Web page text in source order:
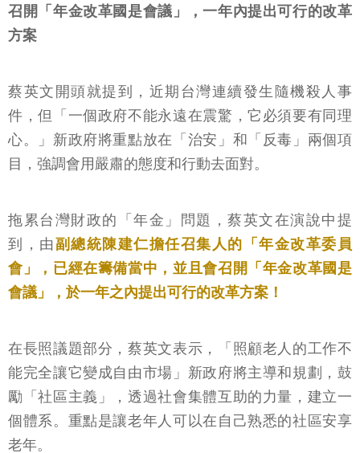
召開「年金改革國是會議」，一年內提出可行的改革
方案
蔡英文開頭就提到，近期台灣連續發生隨機殺人事
件，但「一個政府不能永遠在震驚，它必須要有同理
心。」新政府將重點放在「治安」和「反毒」兩個項
目，強調會用嚴肅的態度和行動去面對。
拖累台灣財政的「年金」問題，蔡英文在演說中提
到，由副總統陳建仁擔任召集人的「年金改革委員
會」，已經在籌備當中，並且會召開「年金改革國是
會議」，於一年之內提出可行的改革方案！
在長照議題部分，蔡英文表示，「照顧老人的工作不
能完全讓它變成自由市場」新政府將主導和規劃，鼓
勵「社區主義」，透過社會集體互助的力量，建立一
個體系。重點是讓老年人可以在自己熟悉的社區安享
老年。